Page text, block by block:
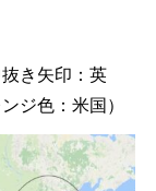
き矢印：英
ジ色：米国）